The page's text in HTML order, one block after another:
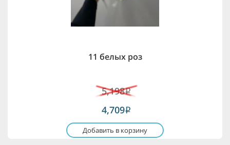
11 белых роз
5,198i
4,709i
Добавить в корзину